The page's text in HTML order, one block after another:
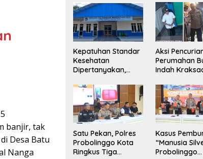
banjir, tak
Desa Batu
Nanga
Kepatuhan Standar
Kesehatan
Dipertanyakan,
Diduga Belum
Punya SLHS
Aksi
Perumahan
Indah
Satu Pekan, Polres
Probolinggo Kota
Ringkus Tiga
Kasus
“Manusia
Probolinggo